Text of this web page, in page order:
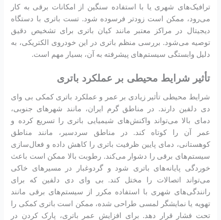
ترافیک‌های شهری یا با استفاده سنگین از امکانات برقی به کار
می‌رود، ممکن است زودتر فرسوده شود. تست باتری با دستگاه
دیجیتال در مراکز معتبر مانند کیان باتری برای تشخیص دقیق
توصیه می‌شود. بررسی منظم باتری در این خودروی الکتریکی، به
دلیل وابستگی سیستم‌های پیشرفته به آن، بسیار مهم است.
تأثیر شرایط محیطی بر عملکرد باتری
شرایط محیطی تأثیر زیادی بر عمر و عملکرد باتری کمکی بی وای
دی دلفین دارند. در مناطق گرم ایران، مانند شهرهای جنوبی،
دمای بالا می‌تواند واکنش‌های شیمیایی باتری را تسریع کرده و
عمر آن را کوتاه کند. در مناطق سردسیر، مانند مناطق
کوهستانی، دمای پایین ظرفیت باتری را کاهش داده و فعال‌سازی
سیستم‌های برقی را دشوار می‌کند. رطوبت بالا ممکن است باعث
خوردگی پایانه‌های باتری شود و گردوغبار در مسیرهای خاکی
می‌تواند اتصالات را مختل کند. بی وای دی دلفین که برای
رانندگی‌های شهری با استفاده مکرر از سیستم‌های برقی مانند
تهویه یا نمایشگر لمسی طراحی شده، ممکن است باتری کمکی را
تحت فشار قرار دهد. برای افزایش عمر باتری، پارک کردن در